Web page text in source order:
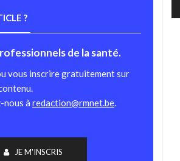
?
de la santé.
vous inscrire gratuitement sur
nous à redaction@rmnet.be.
JE M'INSCRIS